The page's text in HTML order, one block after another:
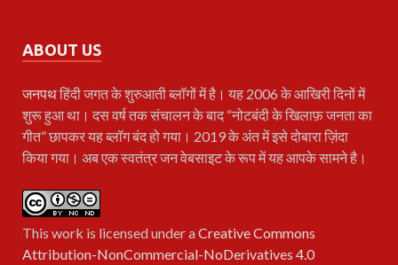
ABOUT US
जनपथहिंदी जगत के शुरुआती ब्लॉगों में है। यह 2006 के आखिरी दिनों में
शुरू हुआ था। दस वर्ष तक संचालन के बाद “नोटबंदी के खिलाफ़ जनता का
गीत” छापकर यह ब्लॉग बंद हो गया। 2019 के अंत में इसे दोबारा ज़िंदा
किया गया। अब एक स्वतंत्र जन वेबसाइट के रूप में यह आपके सामने है।
This work is licensed under aCreative Commons
Attribution-NonCommercial-NoDerivatives 4.0